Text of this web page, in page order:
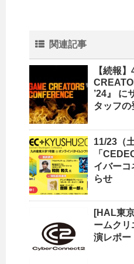
関連記事
【続報
’24』 に
タッフの
11/23（
「
イバーコ
らせ
[HAL東
ームクリ
演レポー